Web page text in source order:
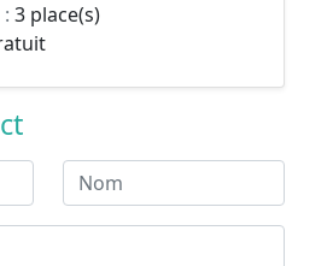
3 place(s)